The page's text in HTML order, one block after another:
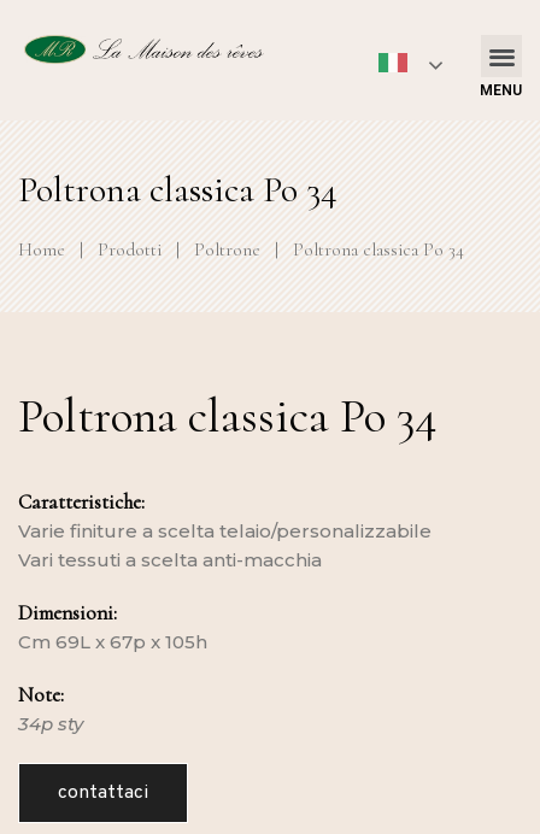
MENU
Poltrona classica Po 34
Home | Prodotti | Poltrone | Poltrona classica Po 34
Poltrona classica Po 34
Caratteristiche:
Varie finiture a scelta telaio/personalizzabile
Vari tessuti a scelta anti-macchia
Dimensioni:
Cm 69L x 67p x 105h
Note:
34p sty
contattaci